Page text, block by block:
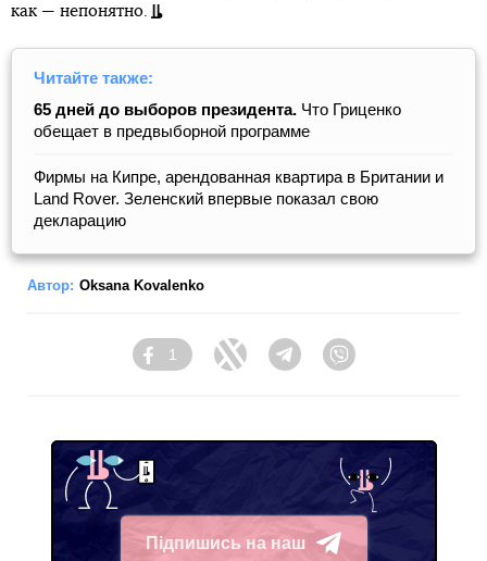
как — непонятно.
Читайте также:
65 дней до выборов президента. Что Гриценко
обещает в предвыборной программе
Фирмы на Кипре, арендованная квартира в Британии и
Land Rover. Зеленский впервые показал свою
декларацию
Автор: Oksana Kovalenko
Facebook
1
Twitter Telegram
Підпишись на наш
Telegram